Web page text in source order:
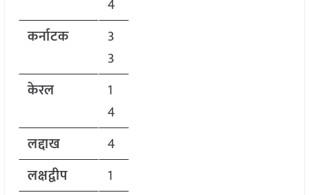
4
कर्नाटक
3
3
केरल
1
4
लद्दाख
4
लक्षद्वीप
1